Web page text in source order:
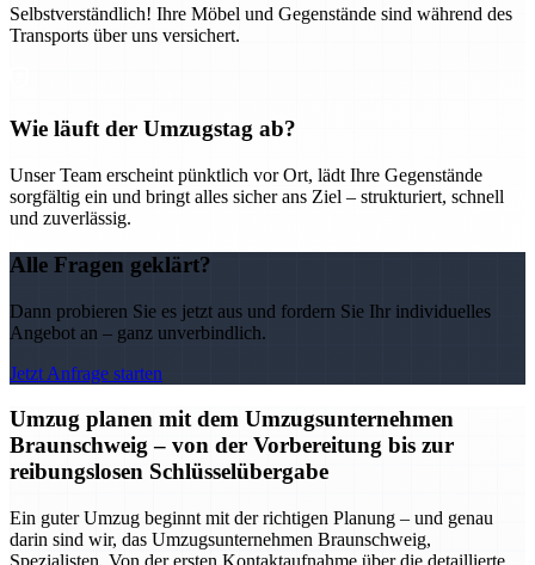
Selbstverständlich! Ihre Möbel und Gegenstände sind während des
Transports über uns versichert.
Wie läuft der Umzugstag ab?
Unser Team erscheint pünktlich vor Ort, lädt Ihre Gegenstände
sorgfältig ein und bringt alles sicher ans Ziel – strukturiert, schnell
und zuverlässig.
Alle Fragen geklärt?
Dann probieren Sie es jetzt aus und fordern Sie Ihr individuelles
Angebot an – ganz unverbindlich.
Jetzt Anfrage starten
Umzug planen mit dem Umzugsunternehmen
Braunschweig – von der Vorbereitung bis zur
reibungslosen Schlüsselübergabe
Ein guter Umzug beginnt mit der richtigen Planung – und genau
darin sind wir, das Umzugsunternehmen Braunschweig,
Spezialisten. Von der ersten Kontaktaufnahme über die detaillierte